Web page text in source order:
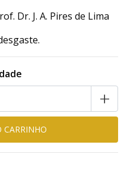
Dr. J. A. Pires de Lima
+